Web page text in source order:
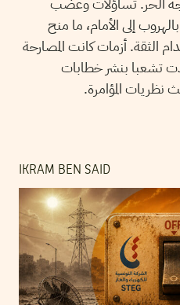
إلى الأمام، ما منح
الثقة. أزمات كانت المصارحة
تشعبا بنشر خطابات
نظريات المؤامرة.
IKRAM BEN SAID